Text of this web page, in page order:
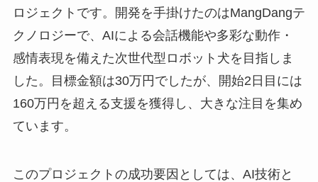
ロジェクトです。開発を手掛けたのはMangDangテ
クノロジーで、AIによる会話機能や多彩な動作・
感情表現を備えた次世代型ロボット犬を目指しま
した。目標金額は30万円でしたが、開始2日目には
160万円を超える支援を獲得し、大きな注目を集め
ています。
このプロジェクトの成功要因としては、AI技術と